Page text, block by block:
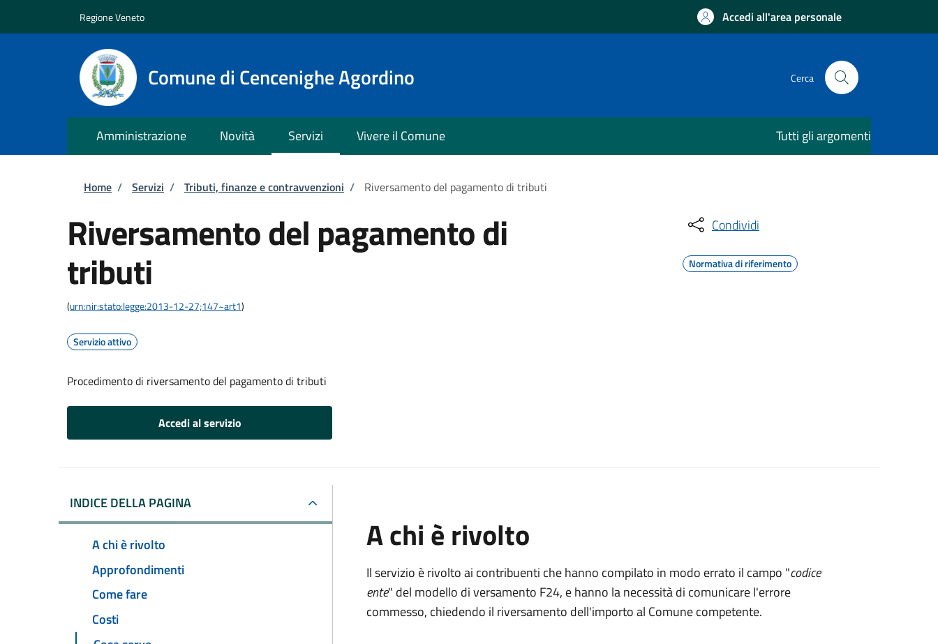
Regione Veneto Accedi all'area personale
Comune di Cencenighe Agordino Cerca
Amministrazione Novità Servizi Vivere il Comune Tutti gli argomenti
Briciole di pane
Home / Servizi / Tributi, finanze e contravvenzioni / Riversamento del pagamento di tributi
Riversamento del pagamento di
tributi
(urn:nir:stato:legge:2013-12-27;147~art1)
Servizio attivo
Procedimento di riversamento del pagamento di tributi
Accedi al servizio
Condividi
Normativa di riferimento
INDICE DELLA PAGINA
A chi è rivolto
Approfondimenti
Come fare
Costi
A chi è rivolto
Il servizio è rivolto ai contribuenti che hanno compilato in modo errato il campo "codice
ente" del modello di versamento F24, e hanno la necessità di comunicare l'errore
commesso, chiedendo il riversamento dell'importo al Comune competente.